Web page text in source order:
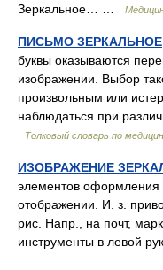
Зеркальное… …
ПИСЬМО ЗЕРКАЛЬНОЕ
буквы оказываются
изображении. Выбор
произвольным или
наблюдаться при
Толковый словарь по
ИЗОБРАЖЕНИЕ
элементов оформления
отображении. И. з.
рис. Напр., на почт,
инструменты в левой